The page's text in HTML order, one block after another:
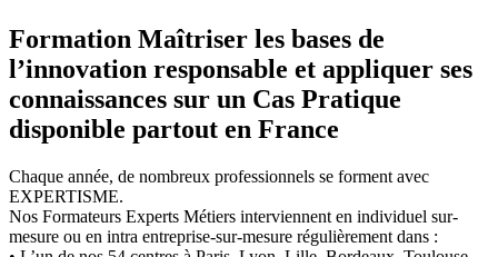
Formation Maîtriser les bases de
l’innovation responsable et appliquer ses
connaissances sur un Cas Pratique
disponible partout en France
Chaque année, de nombreux professionnels se forment avec
EXPERTISME.
Nos Formateurs Experts Métiers interviennent en individuel sur-
mesure ou en intra entreprise-sur-mesure régulièrement dans :